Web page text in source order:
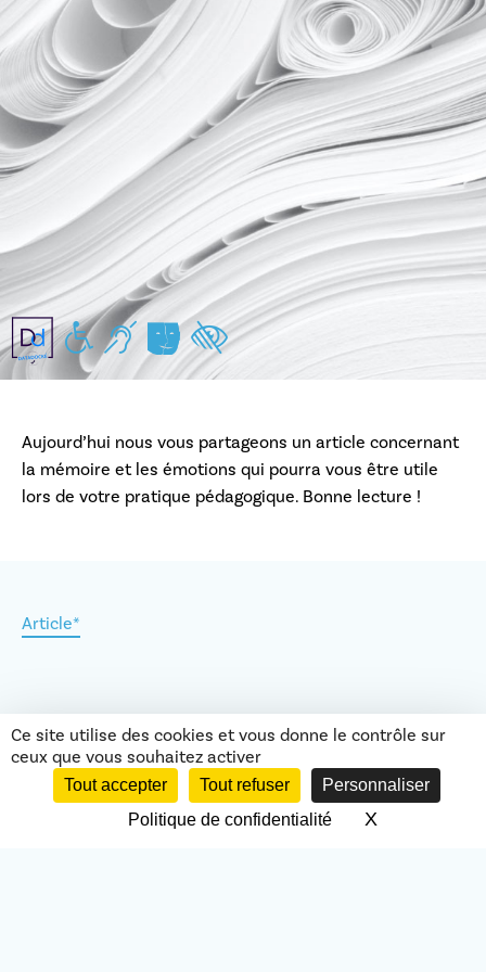
Handicap moteur
Handicap auditif
Handicap mental/pychiques
Handicap visuel
Aujourd’hui nous vous partageons un article concernant
la mémoire et les émotions qui pourra vous être utile
lors de votre pratique pédagogique. Bonne lecture !
Article*
Retour aux actus
Ce site utilise des cookies et vous donne le contrôle sur
ceux que vous souhaitez activer
Tout accepter Tout refuser
Personnaliser
Politique de confidentialité
XMasquer le